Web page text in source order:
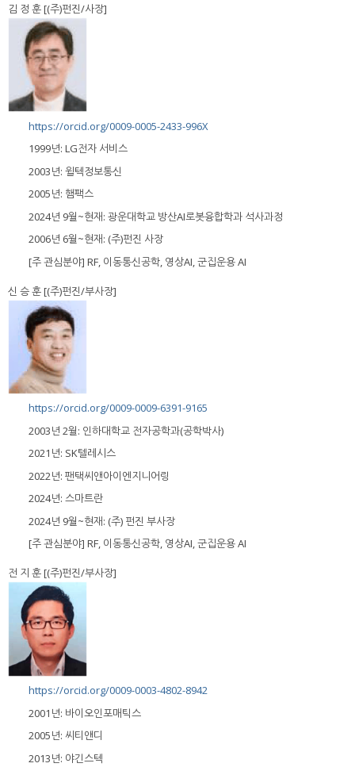
김 정 훈 [(주)펀진/사장]
https://orcid.org/0009-0005-2433-996X
1999년: LG전자 서비스
2003년: 윌텍정보통신
2005년: 햄팩스
2024년 9월~현재: 광운대학교 방산AI로봇융합학과 석사과정
2006년 6월~현재: (주)펀진 사장
[주 관심분야] RF, 이동통신공학, 영상AI, 군집운용 AI
신 승 훈 [(주)펀진/부사장]
https://orcid.org/0009-0009-6391-9165
2003년 2월: 인하대학교 전자공학과(공학박사)
2021년: SK텔레시스
2022년: 팬택씨앤아이엔지니어링
2024년: 스마트란
2024년 9월~현재: (주) 펀진 부사장
[주 관심분야] RF, 이동통신공학, 영상AI, 군집운용 AI
전 지 훈 [(주)펀진/부사장]
https://orcid.org/0009-0003-4802-8942
2001년: 바이오인포매틱스
2005년: 씨티앤디
2013년: 야긴스텍